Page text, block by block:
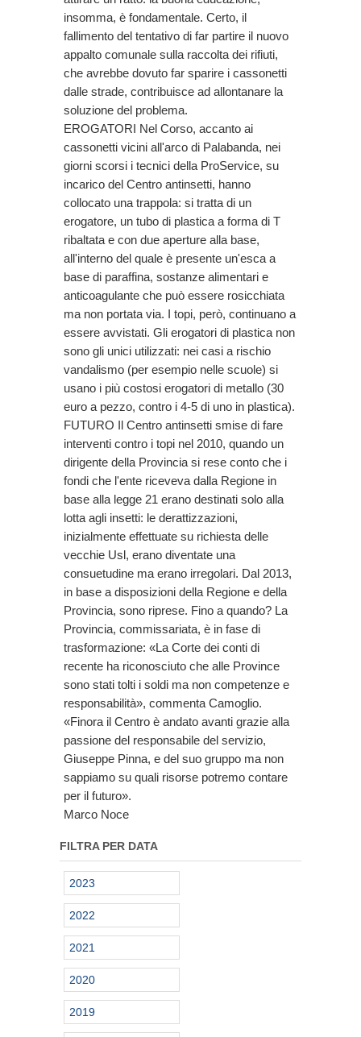
insomma, è fondamentale. Certo, il
fallimento del tentativo di far partire il nuovo
appalto comunale sulla raccolta dei rifiuti,
che avrebbe dovuto far sparire i cassonetti
dalle strade, contribuisce ad allontanare la
soluzione del problema.
EROGATORI Nel Corso, accanto ai
cassonetti vicini all'arco di Palabanda, nei
giorni scorsi i tecnici della ProService, su
incarico del Centro antinsetti, hanno
collocato una trappola: si tratta di un
erogatore, un tubo di plastica a forma di T
ribaltata e con due aperture alla base,
all'interno del quale è presente un'esca a
base di paraffina, sostanze alimentari e
anticoagulante che può essere rosicchiata
ma non portata via. I topi, però, continuano a
essere avvistati. Gli erogatori di plastica non
sono gli unici utilizzati: nei casi a rischio
vandalismo (per esempio nelle scuole) si
usano i più costosi erogatori di metallo (30
euro a pezzo, contro i 4-5 di uno in plastica).
FUTURO Il Centro antinsetti smise di fare
interventi contro i topi nel 2010, quando un
dirigente della Provincia si rese conto che i
fondi che l'ente riceveva dalla Regione in
base alla legge 21 erano destinati solo alla
lotta agli insetti: le derattizzazioni,
inizialmente effettuate su richiesta delle
vecchie Usl, erano diventate una
consuetudine ma erano irregolari. Dal 2013,
in base a disposizioni della Regione e della
Provincia, sono riprese. Fino a quando? La
Provincia, commissariata, è in fase di
trasformazione: «La Corte dei conti di
recente ha riconosciuto che alle Province
sono stati tolti i soldi ma non competenze e
responsabilità», commenta Camoglio.
«Finora il Centro è andato avanti grazie alla
passione del responsabile del servizio,
Giuseppe Pinna, e del suo gruppo ma non
sappiamo su quali risorse potremo contare
per il futuro».
Marco Noce
FILTRA PER DATA
2023
2022
2021
2020
2019